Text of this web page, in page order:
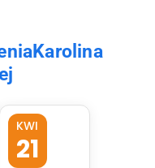
KWI
21